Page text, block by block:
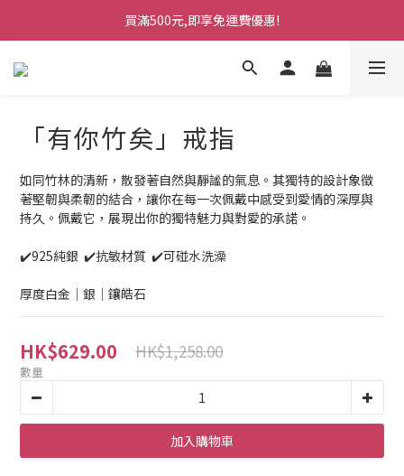
買滿500元,即享免運費優惠!
「有你竹矣」戒指
如同竹林的清新，散發著自然與靜謐的氣息。其獨特的設計象徵
著堅韌與柔韌的結合，讓你在每一次佩戴中感受到愛情的深厚與
持久。佩戴它，展現出你的獨特魅力與對愛的承諾。
✔️925純銀  ✔️抗敏材質  ✔️可碰水洗澡
厚度白金｜銀｜鑲皓石
HK$629.00 HK$1,258.00
數量
加入購物車